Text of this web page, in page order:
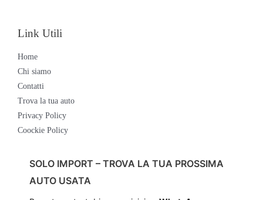
Link Utili
Home
Chi siamo
Contatti
Trova la tua auto
Privacy Policy
Coockie Policy
SOLO IMPORT – TROVA LA TUA PROSSIMA
AUTO USATA